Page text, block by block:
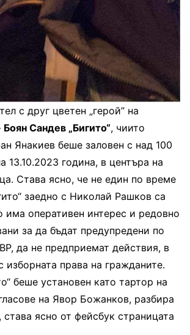
с друг цветен „герой” на
Боян Сандев „Бигито“, чиито
Янакиев беше заловен с над 100
13.10.2023 година, в центъра на
Става ясно, че не един по време
заедно с Николай Рашков са
има оперативен интерес и редовно
за да бъдат предупредени по
да не предприемат действия, в
изборната права на гражданите.
беше установен като тартор на
на Явор Божанков, разбира
става ясно от фейсбук страницата